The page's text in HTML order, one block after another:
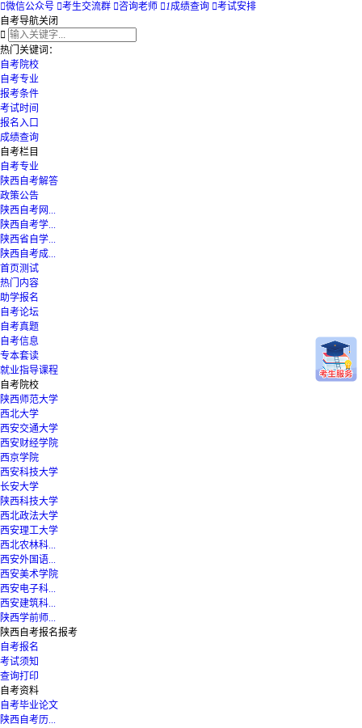
微信公众号 考生交流群 咨询老师 1成绩查询 考试安排
自考导航关闭

热门关键词：
自考院校
自考专业
报考条件
考试时间
报名入口
成绩查询
自考栏目
自考专业
陕西自考解答
政策公告
陕西自考网...
陕西自考学...
陕西省自学...
陕西自考成...
首页测试
热门内容
助学报名
自考论坛
自考真题
自考信息
专本套读
就业指导课程
自考院校
陕西师范大学
西北大学
西安交通大学
西安财经学院
西京学院
西安科技大学
长安大学
陕西科技大学
西北政法大学
西安理工大学
西北农林科...
西安外国语...
西安美术学院
西安电子科...
西安建筑科...
陕西学前师...
陕西自考报名报考
自考报名
考试须知
查询打印
自考资料
自考毕业论文
陕西自考历...